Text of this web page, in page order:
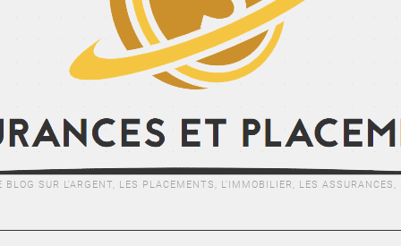
BLOG SUR L'ARGENT, LES PLACEMENTS, L'IMMOBILIER, LES ASSURANCES,